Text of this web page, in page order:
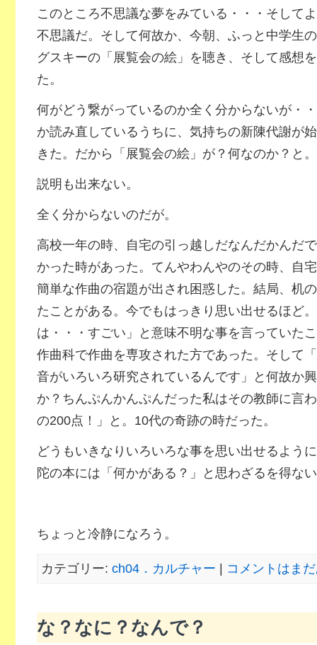
このところ不思議な夢をみている・・・そして
不思議だ。そして何故か、今朝、ふっと中学生
グスキーの「展覧会の絵」を聴き、そして感想
た。
何がどう繋がっているのか全く分からないが・
か読み直しているうちに、気持ちの新陳代謝が
きた。だから「展覧会の絵」が？何なのか？と。
説明も出来ない。
全く分からないのだが。
高校一年の時、自宅の引っ越しだなんだかんだ
かった時があった。てんやわんやのその時、自
簡単な作曲の宿題が出され困惑した。結局、机
たことがある。今でもはっきり思い出せるほど
は・・・すごい」と意味不明な事を言っていた
作曲科で作曲を専攻された方であった。そして
音がいろいろ研究されているんです」と何故か
か？ちんぷんかんぷんだった私はその教師に言
の200点！」と。10代の奇跡の時だった。
どうもいきなりいろいろな事を思い出せるよう
陀の本には「何かがある？」と思わざるを得な
ちょっと冷静になろう。
カテゴリー: ch04．カルチャー コメントはま
な？なに？なんで？